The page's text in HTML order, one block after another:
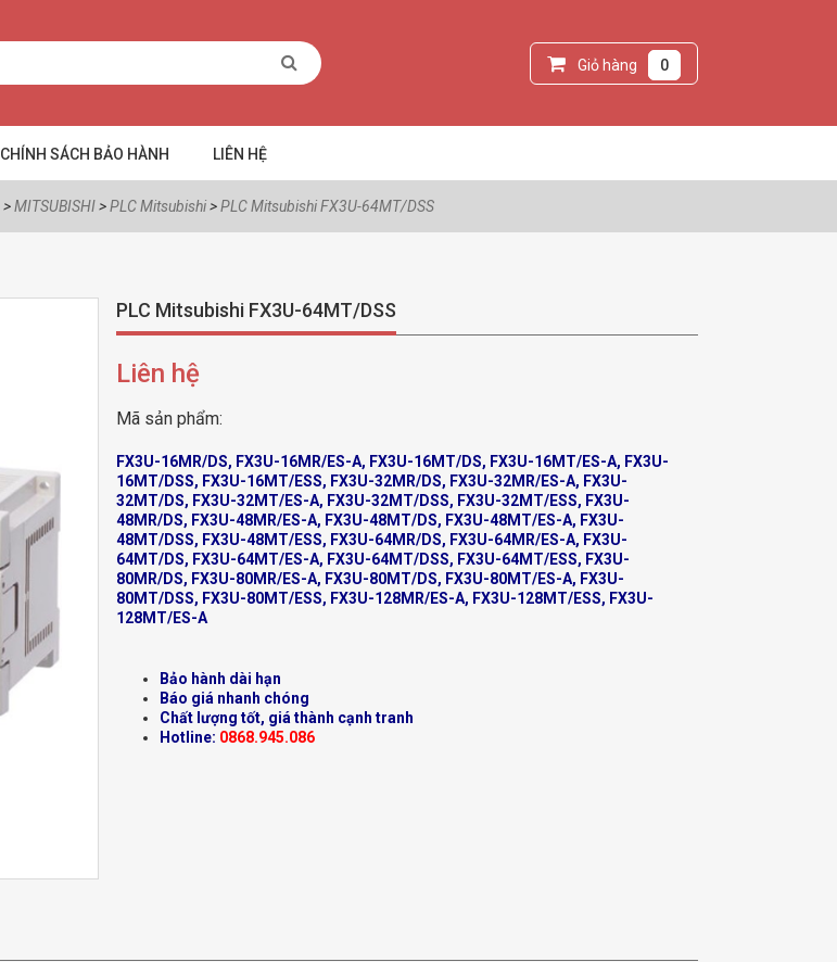
Giỏ hàng 0
CHÍNH SÁCH BẢO HÀNH LIÊN HỆ
>MITSUBISHI>PLC Mitsubishi>PLC Mitsubishi FX3U-64MT/DSS
PLC Mitsubishi FX3U-64MT/DSS
Liên hệ
Mã sản phẩm:
FX3U-16MR/DS, FX3U-16MR/ES-A, FX3U-16MT/DS, FX3U-16MT/ES-A, FX3U-
16MT/DSS, FX3U-16MT/ESS, FX3U-32MR/DS, FX3U-32MR/ES-A, FX3U-
32MT/DS, FX3U-32MT/ES-A, FX3U-32MT/DSS, FX3U-32MT/ESS, FX3U-
48MR/DS, FX3U-48MR/ES-A, FX3U-48MT/DS, FX3U-48MT/ES-A, FX3U-
48MT/DSS, FX3U-48MT/ESS, FX3U-64MR/DS, FX3U-64MR/ES-A, FX3U-
64MT/DS, FX3U-64MT/ES-A, FX3U-64MT/DSS, FX3U-64MT/ESS, FX3U-
80MR/DS, FX3U-80MR/ES-A, FX3U-80MT/DS, FX3U-80MT/ES-A, FX3U-
80MT/DSS, FX3U-80MT/ESS, FX3U-128MR/ES-A, FX3U-128MT/ESS, FX3U-
128MT/ES-A
Bảo hành dài hạn
Báo giá nhanh chóng
Chất lượng tốt, giá thành cạnh tranh
Hotline: 0868.945.086